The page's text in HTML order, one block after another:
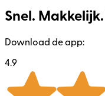
Snel.
Download de app:
4.9